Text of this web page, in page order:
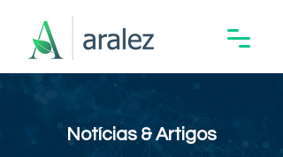
Notícias & Artigos